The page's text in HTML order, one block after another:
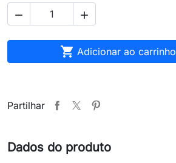
 
 Adicionar ao carrinho
Partilhar
Dados do produto